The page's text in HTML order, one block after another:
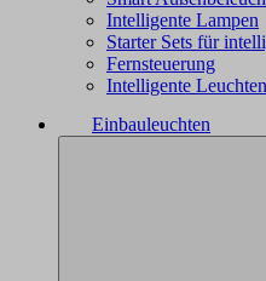
Intelligente Lampen
Starter Sets für
Fernsteuerung
Intelligente
Einbauleuchten